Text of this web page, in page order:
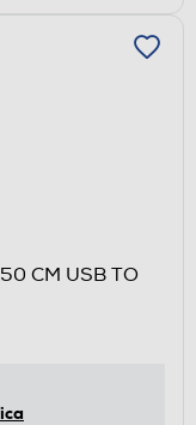
CM USB TO